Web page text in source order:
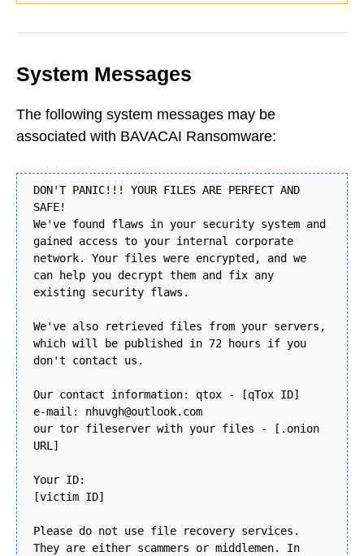
System Messages
The following system messages may be
associated with BAVACAI Ransomware:
DON'T PANIC!!! YOUR FILES ARE PERFECT AND
SAFE!
We've found flaws in your security system and
gained access to your internal corporate
network. Your files were encrypted, and we
can help you decrypt them and fix any
existing security flaws.
We've also retrieved files from your servers,
which will be published in 72 hours if you
don't contact us.
Our contact information: qtox - [qTox ID]
e-mail: nhuvgh@outlook.com
our tor fileserver with your files - [.onion
URL]
Your ID:
[victim ID]
Please do not use file recovery services.
They are either scammers or middlemen. In